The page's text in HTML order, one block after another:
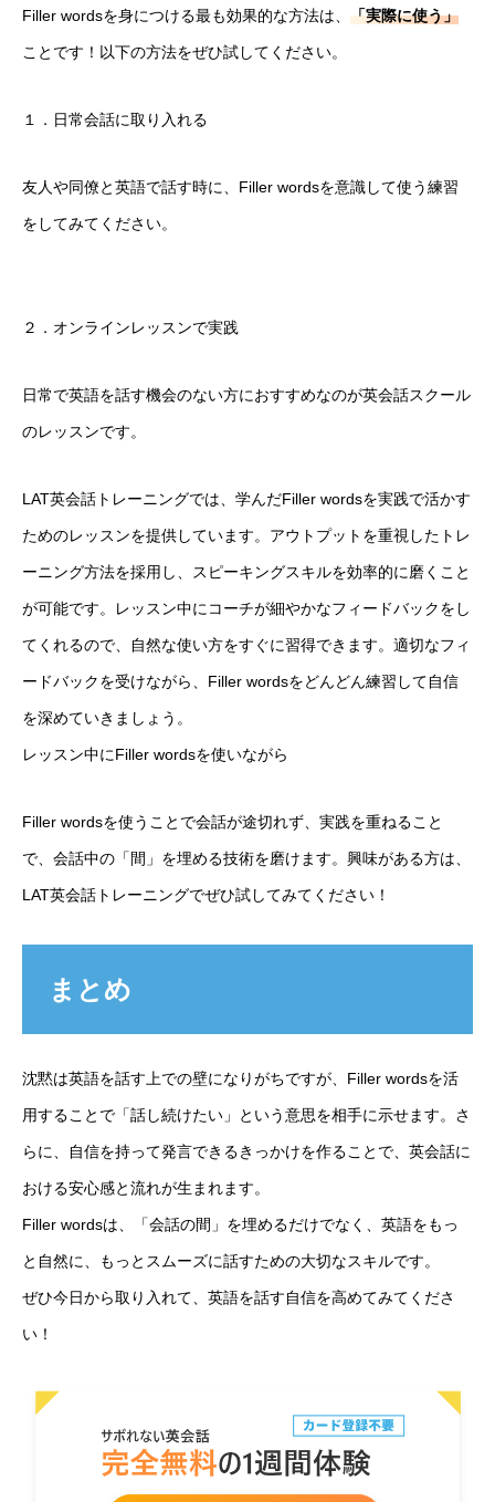
Filler wordsを身につける最も効果的な方法は、 「実際に使う」
ことです！以下の方法をぜひ試してください。
１．日常会話に取り入れる
友人や同僚と英語で話す時に、Filler wordsを意識して使う練習
をしてみてください。
２．オンラインレッスンで実践
日常で英語を話す機会のない方におすすめなのが英会話スクール
のレッスンです。
LAT英会話トレーニングでは、学んだFiller wordsを実践で活かす
ためのレッスンを提供しています。アウトプットを重視したトレ
ーニング方法を採用し、スピーキングスキルを効率的に磨くこと
が可能です。レッスン中にコーチが細やかなフィードバックをし
てくれるので、自然な使い方をすぐに習得できます。適切なフィ
ードバックを受けながら、Filler wordsをどんどん練習して自信
を深めていきましょう。
レッスン中にFiller wordsを使いながら
Filler wordsを使うことで会話が途切れず、実践を重ねること
で、会話中の「間」を埋める技術を磨けます。興味がある方は、
LAT英会話トレーニングでぜひ試してみてください！
まとめ
沈黙は英語を話す上での壁になりがちですが、Filler wordsを活
用することで「話し続けたい」という意思を相手に示せます。さ
らに、自信を持って発言できるきっかけを作ることで、英会話に
おける安心感と流れが生まれます。
Filler wordsは、「会話の間」を埋めるだけでなく、英語をもっ
と自然に、もっとスムーズに話すための大切なスキルです。
ぜひ今日から取り入れて、英語を話す自信を高めてみてくださ
い！